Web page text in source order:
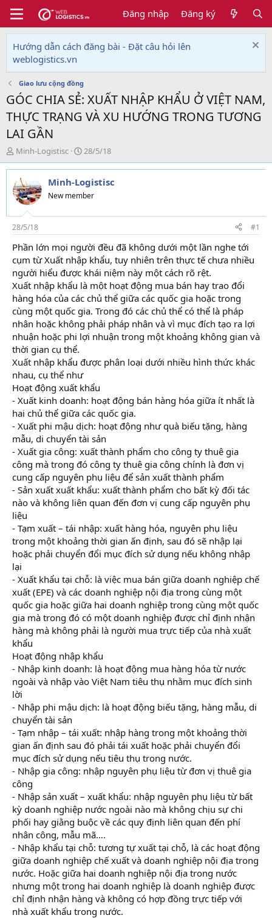
Đăng nhập Đăng ký
Hướng dẫn cách đăng bài - Đặt câu hỏi lên
weblogistics.vn
Giao lưu cộng đồng
GÓC CHIA SẺ: XUẤT NHẬP KHẨU Ở VIỆT NAM,
THỰC TRẠNG VÀ XU HƯỚNG TRONG TƯƠNG
LAI GẦN
T
h
r
e
a
d
s
t
a
r
t
e
r
Minh-Logistisc
N
g
à
y
g
i
28/5/18
Minh-Logistisc
New member
28/5/18 #1
Phần lớn mọi người đều đã không dưới một lần nghe tới
cụm từ Xuất nhập khẩu, tuy nhiên trên thực tế chưa nhiều
người hiểu được khái niệm này một cách rõ rệt.
Xuất nhập khẩu là một hoạt động mua bán hay trao đổi
hàng hóa của các chủ thể giữa các quốc gia hoặc trong
cùng một quốc gia. Trong đó các chủ thể có thể là pháp
nhân hoặc không phải pháp nhân và vì mục đích tạo ra lợi
nhuận hoặc phi lợi nhuận trong một khoảng không gian và
thời gian cụ thể.
Xuất nhập khẩu được phân loại dưới nhiều hình thức khác
nhau, cụ thể như
Hoạt động xuất khẩu
- Xuất kinh doanh: hoạt động bán hàng hóa giữa ít nhất là
hai chủ thể giữa các quốc gia.
- Xuất phi mậu dịch: hoạt động như quà biếu tặng, hàng
mẫu, di chuyển tài sản
- Xuất gia công: xuất thành phẩm cho công ty thuê gia
công mà trong đó công ty thuê gia công chính là đơn vị
cung cấp nguyên phụ liệu để sản xuất thành phẩm
- Sản xuất xuất khẩu: xuất thành phẩm cho bất kỳ đối tác
nào và không liên quan đến đơn vị cung cấp nguyên phụ
liệu
- Tạm xuất – tái nhập: xuất hàng hóa, nguyên phụ liệu
trong một khoảng thời gian ấn định, sau đó sẽ nhập lại
hoặc phải chuyển đổi mục đích sử dụng nếu không nhập
lại
- Xuất khẩu tại chỗ: là việc mua bán giữa doanh nghiệp chế
xuất (EPE) và các doanh nghiệp nội địa trong cùng một
quốc gia hoặc giữa hai doanh nghiệp trong cùng một quốc
gia mà trong đó có một doanh nghiệp được chỉ định nhận
hàng mà không phải là người mua trực tiếp của nhà xuất
khẩu
Hoạt động nhập khẩu
- Nhập kinh doanh: là hoạt động mua hàng hóa từ nước
ngoài và nhập vào Việt Nam tiêu thụ nhằm mục đích sinh
lời
- Nhập phi mậu dịch: là hoạt động biếu tặng, hàng mẫu, di
chuyển tài sản
- Tạm nhập – tái xuất: nhập hàng trong một khoảng thời
gian ấn định sau đó phải tái xuất hoặc phải chuyển đổi
mục đích sử dụng nếu tiêu thụ trong nước.
- Nhập gia công: nhập nguyên phụ liệu từ đơn vị thuê gia
công
- Nhập sản xuất – xuất khẩu: nhập nguyên phụ liệu từ bất
kỳ doanh nghiệp nước ngoài nào mà không chịu sự chi
phối hay giằng buộc về các quy định liên quan đến phí
nhân công, mẫu mã….
- Nhập khẩu tại chỗ: tương tự xuất tại chỗ, là các hoạt động
giữa doanh nghiệp chế xuất và doanh nghiệp nội địa trong
nước. Hoặc giữa hai doanh nghiệp nội địa trong nước
nhưng một trong hai doanh nghiệp là doanh nghiệp được
chỉ định nhận hàng và không có hợp đồng trực tiếp với
nhà xuất khẩu trong nước.